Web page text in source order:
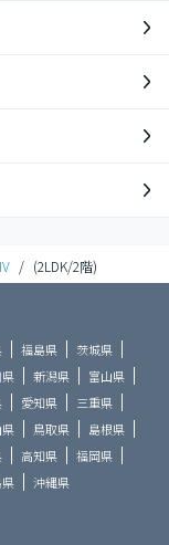
/ (2LDK/2階)
福島県
茨城県
新潟県
富山県
愛知県
三重県
鳥取県
島根県
高知県
福岡県
沖縄県